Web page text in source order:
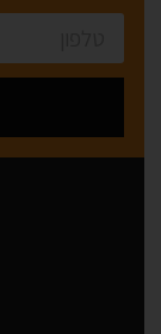
Alternative: